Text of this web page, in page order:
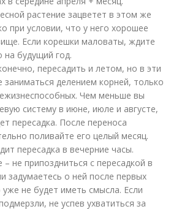
растение зацветет в этом же
при условии, что у него хорошее
Если корешки маловаты, ждите
на будущий год.
пересадить и летом, но в эти
делением корней, только
Чем меньше вы
систему в июне, июле и августе,
пересадка. После переноса
поливайте его целый месяц.
пересадка в вечерние часы.
не припоздниться с пересадкой в
задумаетесь о ней после первых
не будет иметь смысла. Если
не успев ухватиться за